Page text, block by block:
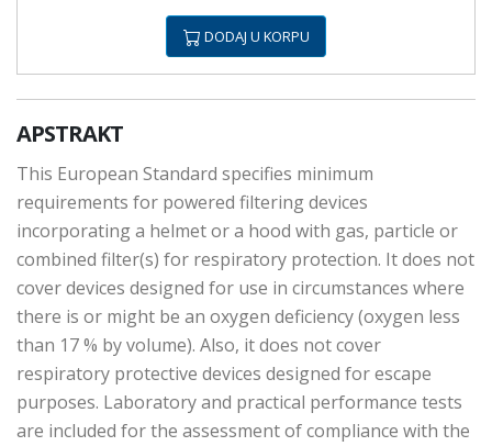
DODAJ U KORPU
APSTRAKT
This European Standard specifies minimum
requirements for powered filtering devices
incorporating a helmet or a hood with gas, particle or
combined filter(s) for respiratory protection. It does not
cover devices designed for use in circumstances where
there is or might be an oxygen deficiency (oxygen less
than 17 % by volume). Also, it does not cover
respiratory protective devices designed for escape
purposes. Laboratory and practical performance tests
are included for the assessment of compliance with the